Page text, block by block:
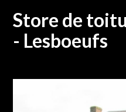
Store de
- Lesboeufs